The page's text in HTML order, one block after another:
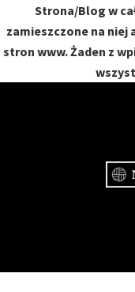
Strona/Blog w
zamieszczone na niej
stron www. Żaden z